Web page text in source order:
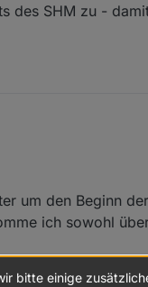
des SHM zu -
empfehlen. Darüber
und Bezug
Daten
- damit kann man u.U.
um den Beginn
ich sowohl
bitte einige